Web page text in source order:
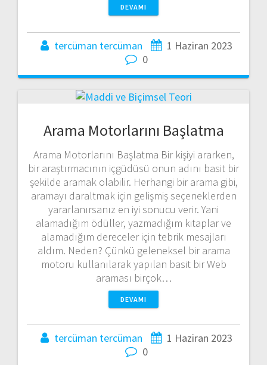
DEVAMI
tercüman tercüman
1 Haziran 2023
0
Arama Motorlarını Başlatma
Arama Motorlarını Başlatma Bir kişiyi ararken,
bir araştırmacının içgüdüsü onun adını basit bir
şekilde aramak olabilir. Herhangi bir arama gibi,
aramayı daraltmak için gelişmiş seçeneklerden
yararlanırsanız en iyi sonucu verir. Yani
alamadığım ödüller, yazmadığım kitaplar ve
alamadığım dereceler için tebrik mesajları
aldım. Neden? Çünkü geleneksel bir arama
motoru kullanılarak yapılan basit bir Web
araması birçok…
DEVAMI
tercüman tercüman
1 Haziran 2023
0